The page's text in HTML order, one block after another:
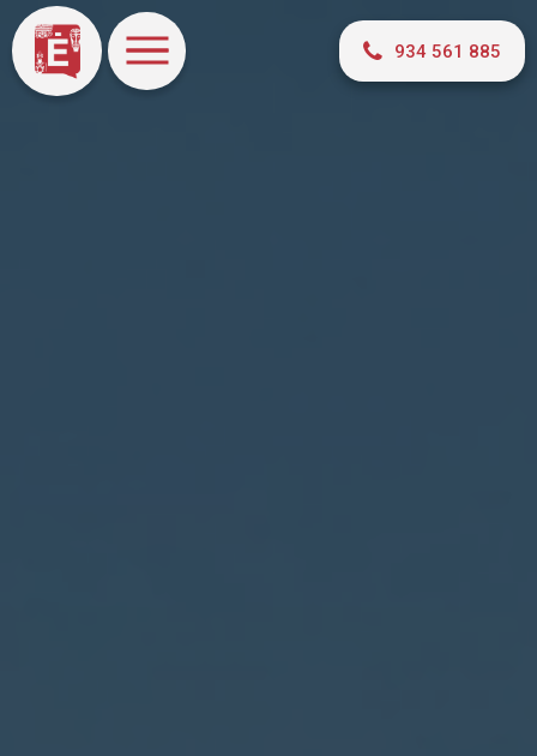
934 561 885